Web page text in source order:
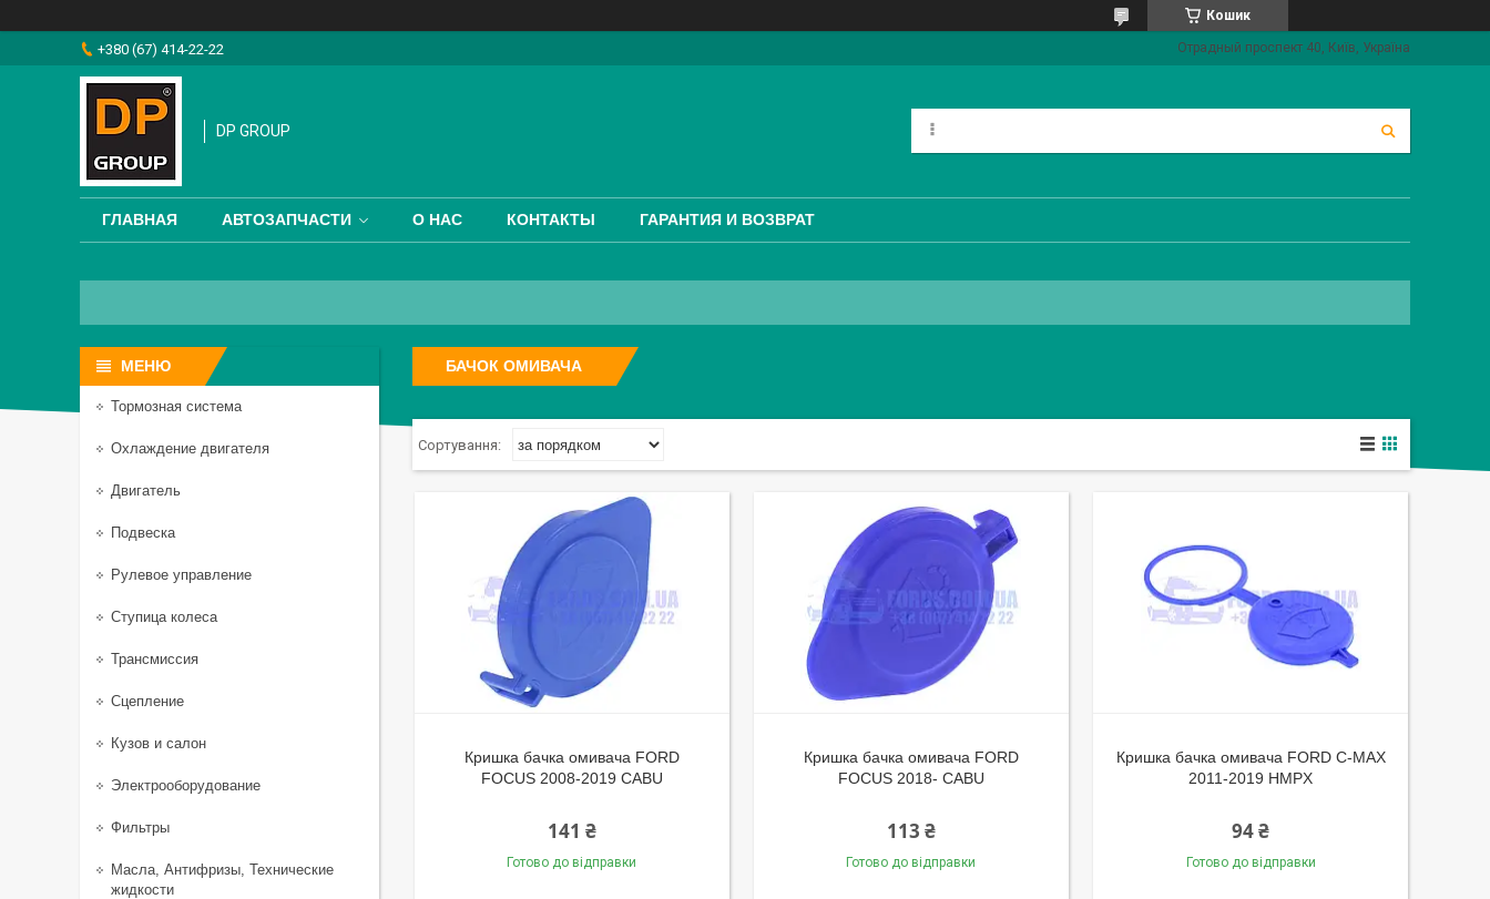
Кошик
+380 (67) 414-22-22 Отрадный проспект 40, Київ, Україна
DP GROUP
ГЛАВНАЯ АВТОЗАПЧАСТИ О НАС КОНТАКТЫ ГАРАНТИЯ И ВОЗВРАТ
БАЧОК ОМИВАЧА
Кришка бачка омивача FORD
FOCUS 2008-2019 CABU
141 ₴
Готово до відправки
Кришка бачка омивача FORD
FOCUS 2018- CABU
113 ₴
Готово до відправки
Кришка бачка омивача FORD C-MAX
2011-2019 HMPX
94 ₴
Готово до відправки
Тормозная система
Охлаждение двигателя
Двигатель
Подвеска
Рулевое управление
Ступица колеса
Трансмиссия
Сцепление
Кузов и салон
Электрооборудование
Фильтры
Масла, Антифризы, Технические
жидкости